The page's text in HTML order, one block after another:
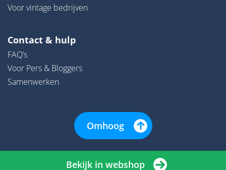
Bekijk in webshop
Voor vintage bedrijven
Contact & hulp
FAQ’s
Voor Pers & Bloggers
Samenwerken
Omhoog
© 2026 | Woonhome - Alle rechten onder voorbehoud